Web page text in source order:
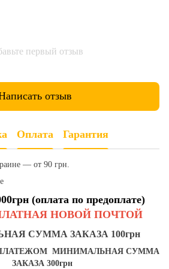
первый отзыв
отзыв
Оплата Гарантия
— от 90 грн.
(оплата по предоплате)
НОВОЙ ПОЧТОЙ
СУММА ЗАКАЗА 100грн
МИНИМАЛЬНАЯ СУММА
ЗАКАЗА 300грн